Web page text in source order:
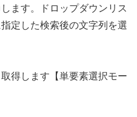
す。ドロップダウンリス
定した検索後の文字列を選
します【単要素選択モー